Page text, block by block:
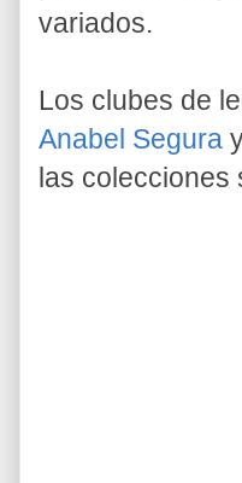
variados.
Los clubes de
Anabel Segura
las colecciones